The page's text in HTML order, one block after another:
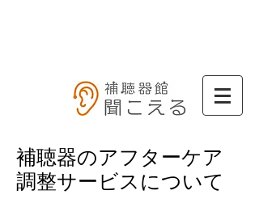
​補聴器のアフターケア
​調整サービスについて